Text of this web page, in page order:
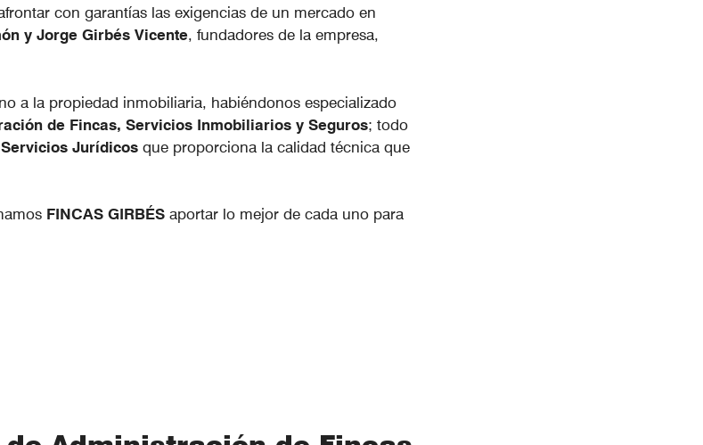
con garantías las exigencias de un mercado en
y Jorge Girbés Vicente, fundadores de la empresa,
a la propiedad inmobiliaria, habiéndonos especializado
de Fincas, Servicios Inmobiliarios y Seguros; todo
Servicios Jurídicos que proporciona la calidad técnica que
FINCAS GIRBÉS aportar lo mejor de cada uno para